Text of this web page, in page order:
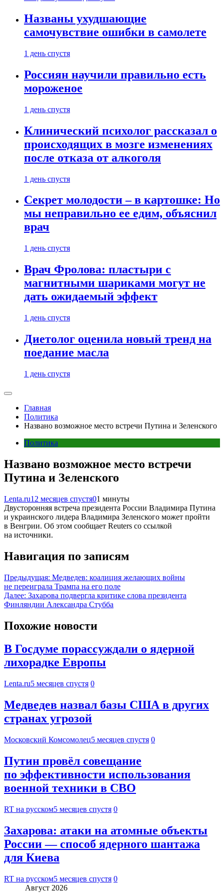
Названы ухудшающие
самочувствие ошибки в самолете
1 день спустя
Россиян научили правильно есть
мороженое
1 день спустя
Клинический психолог рассказал о
происходящих в мозге изменениях
после отказа от алкоголя
1 день спустя
Секрет молодости – в картошке: Но
мы неправильно ее едим, объяснил
врач
1 день спустя
Врач Фролова: пластыри с
магнитными шариками могут не
дать ожидаемый эффект
1 день спустя
Диетолог оценила новый тренд на
поедание масла
1 день спустя
Главная
Политика
Названо возможное место встречи Путина и Зеленского
Политика
Названо возможное место встречи
Путина и Зеленского
Lenta.ru12 месяцев спустя01 минуты
Двусторонняя встреча президента России Владимира Путина
и украинского лидера Владимира Зеленского может пройти
в Венгрии. Об этом сообщает Reuters со ссылкой
на источники.
Навигация по записям
Предыдущая: Медведев: коалиция желающих войны
не переиграла Трампа на его поле
Далее: Захарова подвергла критике слова президента
Финляндии Александра Стубба
Похожие новости
В Госдуме порассуждали о ядерной
лихорадке Европы
Lenta.ru5 месяцев спустя 0
Медведев назвал базы США в других
странах угрозой
Московский Комсомолец5 месяцев спустя 0
Путин провёл совещание
по эффективности использования
военной техники в СВО
RT на русском5 месяцев спустя 0
Захарова: атаки на атомные объекты
России — способ ядерного шантажа
для Киева
RT на русском5 месяцев спустя 0
Август 2026